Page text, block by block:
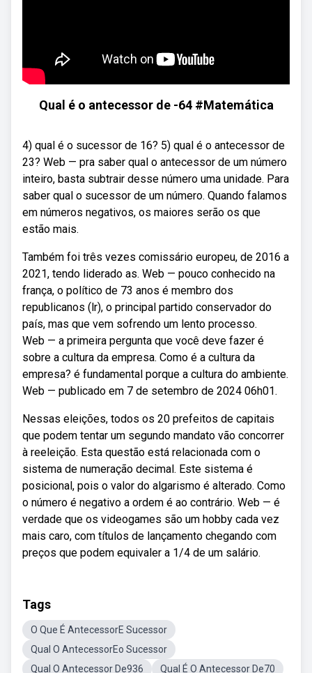
Qual é o antecessor de -64 #Matemática
4) qual é o sucessor de 16? 5) qual é o antecessor de
23? Web — pra saber qual o antecessor de um número
inteiro, basta subtrair desse número uma unidade. Para
saber qual o sucessor de um número. Quando falamos
em números negativos, os maiores serão os que
estão mais.
Também foi três vezes comissário europeu, de 2016 a
2021, tendo liderado as. Web — pouco conhecido na
frança, o político de 73 anos é membro dos
republicanos (lr), o principal partido conservador do
país, mas que vem sofrendo um lento processo.
Web — a primeira pergunta que você deve fazer é
sobre a cultura da empresa. Como é a cultura da
empresa? é fundamental porque a cultura do ambiente.
Web — publicado em 7 de setembro de 2024 06h01.
Nessas eleições, todos os 20 prefeitos de capitais
que podem tentar um segundo mandato vão concorrer
à reeleição. Esta questão está relacionada com o
sistema de numeração decimal. Este sistema é
posicional, pois o valor do algarismo é alterado. Como
o número é negativo a ordem é ao contrário. Web — é
verdade que os videogames são um hobby cada vez
mais caro, com títulos de lançamento chegando com
preços que podem equivaler a 1/4 de um salário.
Tags
O Que É AntecessorE Sucessor
Qual O AntecessorEo Sucessor
Qual O Antecessor De936
Qual É O Antecessor De70